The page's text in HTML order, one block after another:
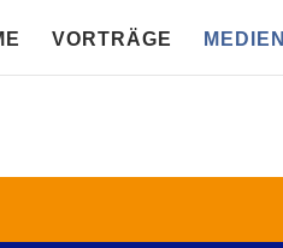
VORTRÄGE MEDIEN